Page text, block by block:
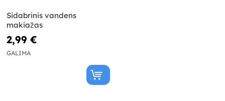
Sidabrinis vandens
makiažas
2,99 €
GALIMA